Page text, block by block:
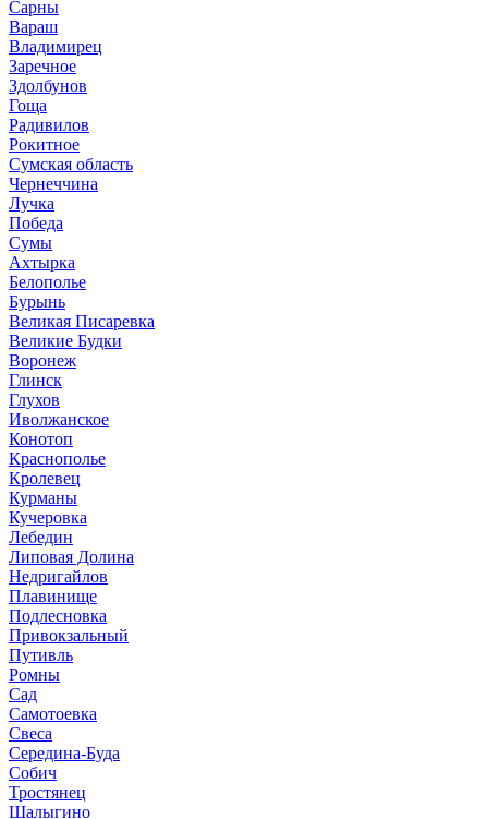
Сарны
Вараш
Владимирец
Заречное
Здолбунов
Гоща
Радивилов
Рокитное
Сумская область
Чернеччина
Лучка
Победа
Сумы
Ахтырка
Белополье
Бурынь
Великая Писаревка
Великие Будки
Воронеж
Глинск
Глухов
Иволжанское
Конотоп
Краснополье
Кролевец
Курманы
Кучеровка
Лебедин
Липовая Долина
Недригайлов
Плавинище
Подлесновка
Привокзальный
Путивль
Ромны
Сад
Самотоевка
Свеса
Середина-Буда
Собич
Тростянец
Шалыгино